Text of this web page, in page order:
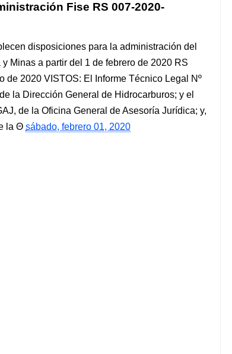
Fise RS 007-2020-
disposiciones para la administración del
Minas a partir del 1 de febrero de 2020 RS
de 2020 VISTOS: El Informe Técnico Legal Nº
la Dirección General de Hidrocarburos; y el
de la Oficina General de Asesoría Jurídica; y,
la
sábado, febrero 01, 2020